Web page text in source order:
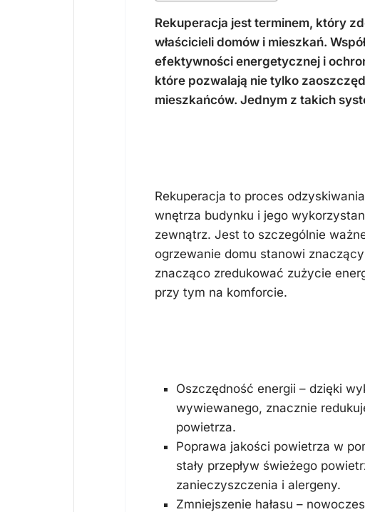
Rekuperacja jest terminem, który
właścicieli domów i mieszkań.
efektywności energetycznej i
które pozwalają nie tylko
mieszkańców. Jednym z takich
Rekuperacja to proces
wnętrza budynku i jego
zewnątrz. Jest to szczególnie
ogrzewanie domu stanowi
znacząco zredukować zużycie
przy tym na komforcie.
Oszczędność energii – dzięki
wywiewanego, znacznie
powietrza.
Poprawa jakości powietrza w
stały przepływ świeżego
zanieczyszczenia i alergeny.
Zmniejszenie hałasu –